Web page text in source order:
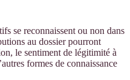
se reconnaissent ou non dans
au dossier pourront
le sentiment de légitimité à
formes de connaissance